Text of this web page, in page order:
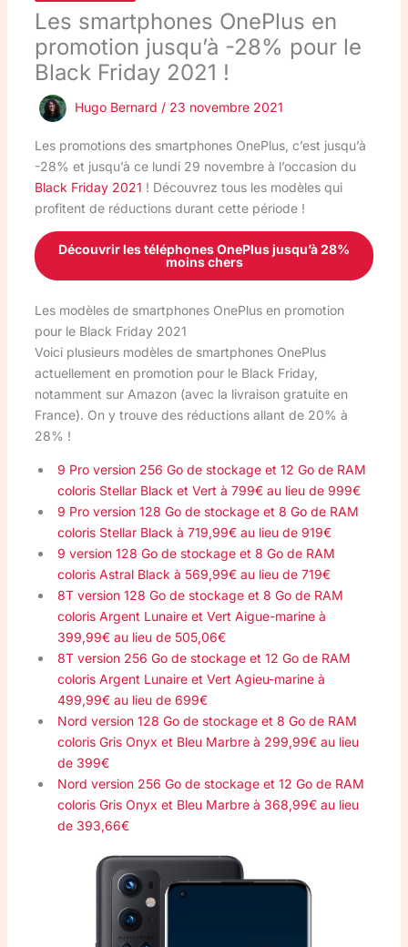
Les smartphones OnePlus en
promotion jusqu’à -28% pour le
Black Friday 2021 !
Hugo Bernard / 23 novembre 2021
Les promotions des smartphones OnePlus, c’est jusqu’à
-28% et jusqu’à ce lundi 29 novembre à l’occasion du
Black Friday 2021 ! Découvrez tous les modèles qui
profitent de réductions durant cette période !
Découvrir les téléphones OnePlus jusqu’à 28%
moins chers
Les modèles de smartphones OnePlus en promotion
pour le Black Friday 2021
Voici plusieurs modèles de smartphones OnePlus
actuellement en promotion pour le Black Friday,
notamment sur Amazon (avec la livraison gratuite en
France). On y trouve des réductions allant de 20% à
28% !
9 Pro version 256 Go de stockage et 12 Go de RAM
coloris Stellar Black et Vert à 799€ au lieu de 999€
9 Pro version 128 Go de stockage et 8 Go de RAM
coloris Stellar Black à 719,99€ au lieu de 919€
9 version 128 Go de stockage et 8 Go de RAM
coloris Astral Black à 569,99€ au lieu de 719€
8T version 128 Go de stockage et 8 Go de RAM
coloris Argent Lunaire et Vert Aigue-marine à
399,99€ au lieu de 505,06€
8T version 256 Go de stockage et 12 Go de RAM
coloris Argent Lunaire et Vert Agieu-marine à
499,99€ au lieu de 699€
Nord version 128 Go de stockage et 8 Go de RAM
coloris Gris Onyx et Bleu Marbre à 299,99€ au lieu
de 399€
Nord version 256 Go de stockage et 12 Go de RAM
coloris Gris Onyx et Bleu Marbre à 368,99€ au lieu
de 393,66€